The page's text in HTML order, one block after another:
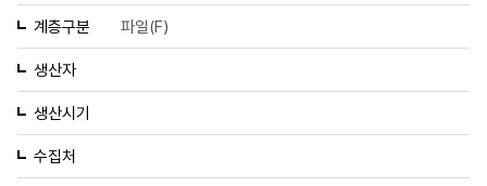
계층구분 파일(F)
생산자
생산시기
수집처